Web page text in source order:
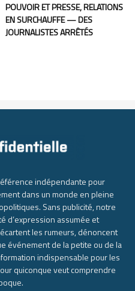
POUVOIR ET PRESSE, RELATIONS
EN SURCHAUFFE — DES
JOURNALISTES ARRÊTÉS
indépendante pour
dans un monde en pleine
Sans publicité, notre
d’expression assumée et
les rumeurs, dénoncent
événement de la petite ou de la
indispensable pour les
quiconque veut comprendre